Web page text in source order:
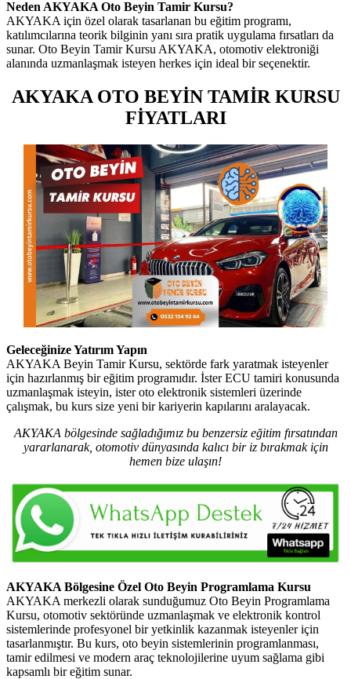
Neden AKYAKA Oto Beyin Tamir Kursu?
AKYAKA için özel olarak tasarlanan bu eğitim programı,
katılımcılarına teorik bilginin yanı sıra pratik uygulama fırsatları da
sunar. Oto Beyin Tamir Kursu AKYAKA, otomotiv elektroniği
alanında uzmanlaşmak isteyen herkes için ideal bir seçenektir.
AKYAKA OTO BEYİN TAMİR KURSU
FİYATLARI
Geleceğinize Yatırım Yapın
AKYAKA Beyin Tamir Kursu, sektörde fark yaratmak isteyenler
için hazırlanmış bir eğitim programıdır. İster ECU tamiri konusunda
uzmanlaşmak isteyin, ister oto elektronik sistemleri üzerinde
çalışmak, bu kurs size yeni bir kariyerin kapılarını aralayacak.
AKYAKA bölgesinde sağladığımız bu benzersiz eğitim fırsatından
yararlanarak, otomotiv dünyasında kalıcı bir iz bırakmak için
hemen bize ulaşın!
AKYAKA Bölgesine Özel Oto Beyin Programlama Kursu
AKYAKA merkezli olarak sunduğumuz Oto Beyin Programlama
Kursu, otomotiv sektöründe uzmanlaşmak ve elektronik kontrol
sistemlerinde profesyonel bir yetkinlik kazanmak isteyenler için
tasarlanmıştır. Bu kurs, oto beyin sistemlerinin programlanması,
tamir edilmesi ve modern araç teknolojilerine uyum sağlama gibi
kapsamlı bir eğitim sunar.